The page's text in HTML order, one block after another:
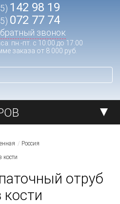
142 98 19
072 77 74
звонок
пн.-пт. с 10:00 до 17:00
заказа от 8 000 руб.
Россия
кости
отруб
кости